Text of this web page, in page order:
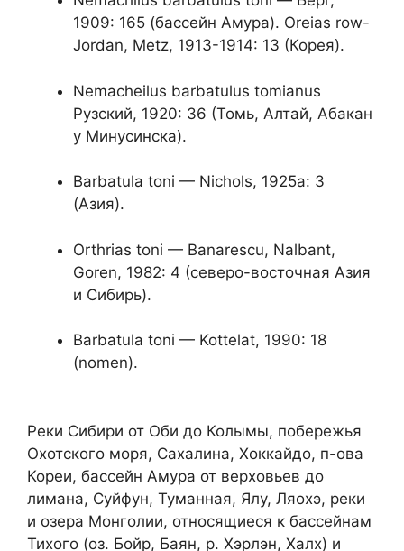
1909: 165 (бассейн Амура). Oreias row-
Jordan, Metz, 1913-1914: 13 (Корея).
Nemacheilus barbatulus tomianus
Рузский, 1920: 36 (Томь, Алтай, Абакан
у Минусинска).
Barbatula toni — Nichols, 1925а: 3
(Азия).
Orthrias toni — Banarescu, Nalbant,
Goren, 1982: 4 (северо-восточная Азия
и Сибирь).
Barbatula toni — Kottelat, 1990: 18
(nomen).
Реки Сибири от Оби до Колымы, побережья
Охотского моря, Сахалина, Хоккайдо, п-ова
Кореи, бассейн Амура от верховьев до
лимана, Суйфун, Туманная, Ялу, Ляохэ, реки
и озера Монголии, относящиеся к бассейнам
Тихого (оз. Бойр, Баян, р. Хэрлэн, Халх) и